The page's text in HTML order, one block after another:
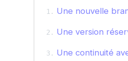
Une nouvelle
Une version
Une continuité